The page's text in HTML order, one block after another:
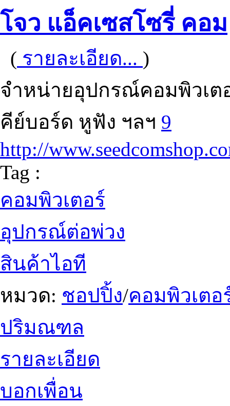
โจว แอ็คเซสโซรี่ คอม
( รายละเอียด... )
จำหน่ายอุปกรณ์คอมพิวเต
คีย์บอร์ด หูฟัง ฯลฯ 9
http://
Tag :
คอมพิวเตอร์
อุปกรณ์ต่อพ่วง
สินค้าไอที
หมวด: ชอปปิ้ง/คอมพิวเต
ปริมณฑล
รายละเอียด
บอกเพื่อน